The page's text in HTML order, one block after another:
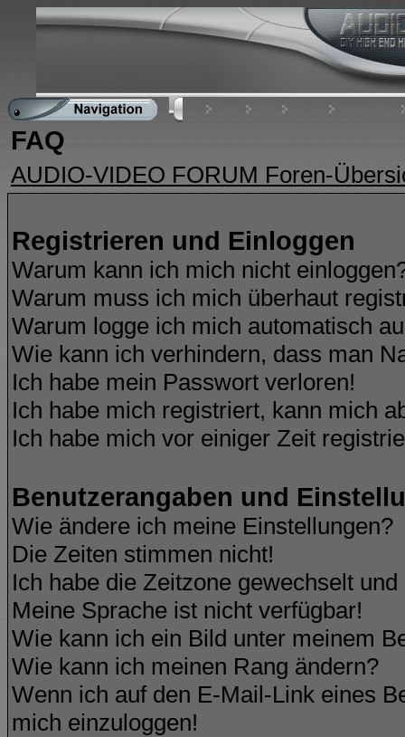
FAQ
AUDIO-VIDEO FORUM Foren-
Registrieren und Einloggen
Warum kann ich mich nicht
Warum muss ich mich überhaut
Warum logge ich mich automatisch
Wie kann ich verhindern, dass man
Ich habe mein Passwort verloren!
Ich habe mich registriert, kann mich
Ich habe mich vor einiger Zeit
Benutzerangaben und
Wie ändere ich meine Einstellungen?
Die Zeiten stimmen nicht!
Ich habe die Zeitzone gewechselt
Meine Sprache ist nicht verfügbar!
Wie kann ich ein Bild unter meinem
Wie kann ich meinen Rang ändern?
Wenn ich auf den E-Mail-Link eines
mich einzuloggen!